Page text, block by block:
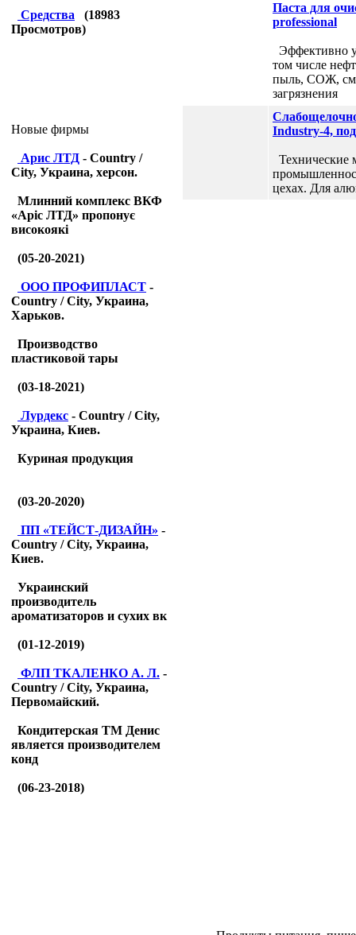
Средства (18983
Просмотров)
Новые фирмы
Арис ЛТД - Country /
City, Украина, херсон.
Млинний комплекс ВКФ
«Аріс ЛТД» пропонує
високоякі
(05-20-2021)
ООО ПРОФИПЛАСТ -
Country / City, Украина,
Харьков.
Производство
пластиковой тары
(03-18-2021)
Лурдекс - Country / City,
Украина, Киев.
Куриная продукция
(03-20-2020)
ПП «ТЕЙСТ-ДИЗАЙН» -
Country / City, Украина,
Киев.
Украинский
производитель
ароматизаторов и сухих вк
(01-12-2019)
ФЛП ТКАЛЕНКО А. Л. -
Country / City, Украина,
Первомайский.
Кондитерская ТМ Денис
является производителем
конд
(06-23-2018)
Паста для
professional
Эффективно
том числе
пыль, СОЖ,
загрязнения
Industry-4,
Технические
цехах. Для